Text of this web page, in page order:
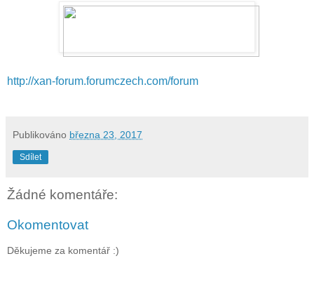
http://xan-forum.forumczech.com/forum
Publikováno března 23, 2017
Sdílet
Žádné komentáře:
Okomentovat
Děkujeme za komentář :)